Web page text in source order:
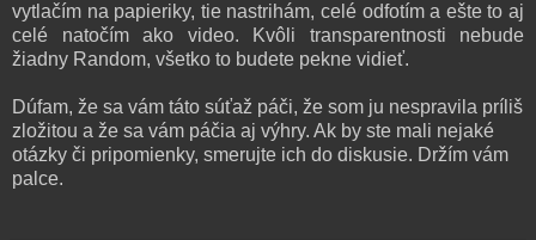
vytlačím na papieriky, tie nastrihám, celé odfotím a ešte to aj
celé natočím ako video. Kvôli transparentnosti nebude
žiadny Random, všetko to budete pekne vidieť.
Dúfam, že sa vám táto súťaž páči, že som ju nespravila príliš
zložitou a že sa vám páčia aj výhry. Ak by ste mali nejaké
otázky či pripomienky, smerujte ich do diskusie. Držím vám
palce.